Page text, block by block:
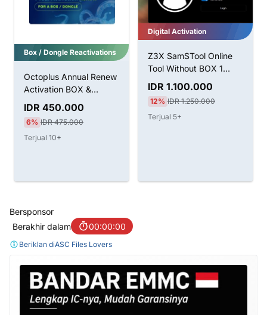
Box / Dongle Reactivations
Octoplus Annual Renew
Activation BOX &
Dongle
IDR 450.000
6% IDR 475.000
Terjual 10+
Digital Activation
Z3X SamSTool Online
Tool Without BOX 1
Tahun Aktivasi
IDR 1.100.000
12% IDR 1.250.000
Terjual 5+
Bersponsor
Berakhir dalam
00:00:00
Beriklan diASC Files Lovers